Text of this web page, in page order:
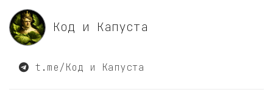
Код и Капуста
t.me/Код и Капуста